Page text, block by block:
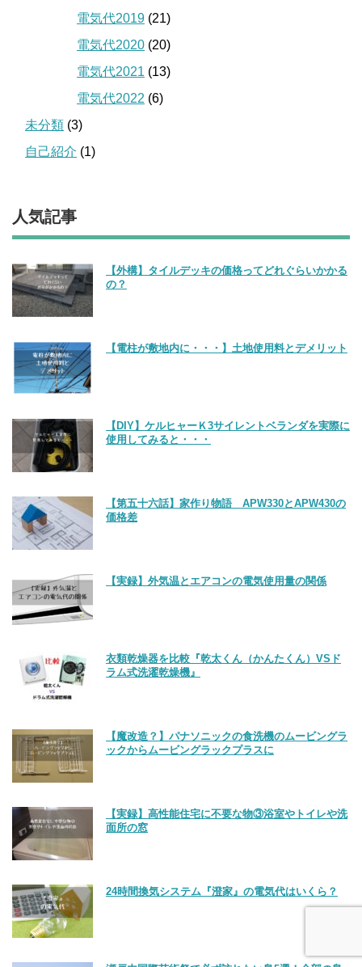
電気代2019 (21)
電気代2020 (20)
電気代2021 (13)
電気代2022 (6)
未分類 (3)
自己紹介 (1)
人気記事
【外構】タイルデッキの価格ってどれぐらいかかる
の？
【電柱が敷地内に・・・】土地使用料とデメリット
【DIY】ケルヒャーＫ3サイレントベランダを実際に
使用してみると・・・
【第五十六話】家作り物語 APW330とAPW430の
価格差
【実録】外気温とエアコンの電気使用量の関係
衣類乾燥器を比較『乾太くん（かんたくん）VSド
ラム式洗濯乾燥機』
【魔改造？】パナソニックの食洗機のムービングラ
ックからムービングラックプラスに
【実録】高性能住宅に不要な物③浴室やトイレや洗
面所の窓
24時間換気システム『澄家』の電気代はいくら？